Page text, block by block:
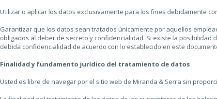
Utilizar o aplicar los datos exclusivamente para los fines debidamente
Garantizar que los datos sean tratados únicamente por aquellos
obligados al deber de secreto y confidencialidad. Si existe la
debida confidencialidad de acuerdo con lo establecido en este
Finalidad y fundamento jurídico del tratamiento de datos
Usted es libre de navegar por el sitio web de Miranda & Serra sin